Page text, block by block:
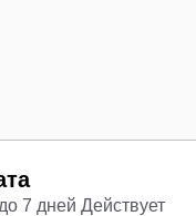
7 дней Действует